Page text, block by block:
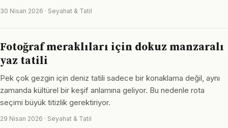
30 Nisan 2026 · Seyahat & Tatil
Fotoğraf meraklıları için dokuz manzaralı
yaz tatili
Pek çok gezgin için deniz tatili sadece bir konaklama değil, aynı
zamanda kültürel bir keşif anlamına geliyor. Bu nedenle rota
seçimi büyük titizlik gerektiriyor.
29 Nisan 2026 · Seyahat & Tatil